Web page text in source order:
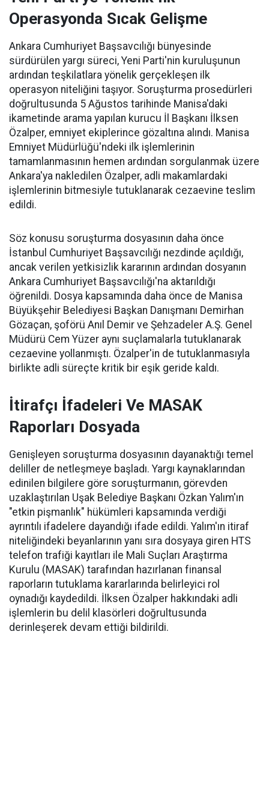
Operasyonda Sıcak Gelişme
Ankara Cumhuriyet Başsavcılığı bünyesinde
sürdürülen yargı süreci, Yeni Parti'nin kuruluşunun
ardından teşkilatlara yönelik gerçekleşen ilk
operasyon niteliğini taşıyor. Soruşturma prosedürleri
doğrultusunda 5 Ağustos tarihinde Manisa'daki
ikametinde arama yapılan kurucu İl Başkanı İlksen
Özalper, emniyet ekiplerince gözaltına alındı. Manisa
Emniyet Müdürlüğü'ndeki ilk işlemlerinin
tamamlanmasının hemen ardından sorgulanmak üzere
Ankara'ya nakledilen Özalper, adli makamlardaki
işlemlerinin bitmesiyle tutuklanarak cezaevine teslim
edildi.
Söz konusu soruşturma dosyasının daha önce
İstanbul Cumhuriyet Başsavcılığı nezdinde açıldığı,
ancak verilen yetkisizlik kararının ardından dosyanın
Ankara Cumhuriyet Başsavcılığı'na aktarıldığı
öğrenildi. Dosya kapsamında daha önce de Manisa
Büyükşehir Belediyesi Başkan Danışmanı Demirhan
Gözaçan, şoförü Anıl Demir ve Şehzadeler A.Ş. Genel
Müdürü Cem Yüzer aynı suçlamalarla tutuklanarak
cezaevine yollanmıştı. Özalper'in de tutuklanmasıyla
birlikte adli süreçte kritik bir eşik geride kaldı.
İtirafçı İfadeleri Ve MASAK
Raporları Dosyada
Genişleyen soruşturma dosyasının dayanaktığı temel
deliller de netleşmeye başladı. Yargı kaynaklarından
edinilen bilgilere göre soruşturmanın, görevden
uzaklaştırılan Uşak Belediye Başkanı Özkan Yalım'ın
"etkin pişmanlık" hükümleri kapsamında verdiği
ayrıntılı ifadelere dayandığı ifade edildi. Yalım'ın itiraf
niteliğindeki beyanlarının yanı sıra dosyaya giren HTS
telefon trafiği kayıtları ile Mali Suçları Araştırma
Kurulu (MASAK) tarafından hazırlanan finansal
raporların tutuklama kararlarında belirleyici rol
oynadığı kaydedildi. İlksen Özalper hakkındaki adli
işlemlerin bu delil klasörleri doğrultusunda
derinleşerek devam ettiği bildirildi.